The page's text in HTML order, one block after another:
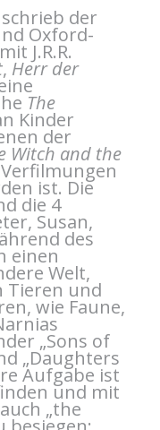
der
Oxford-
J.R.R.
, Herr der
The
Kinder
der
Witch and the
ist. Die
die 4
Susan,
des
einen
Welt,
Tieren und
wie Faune,
„Sons of
„Daughters
Aufgabe ist
und mit
„the